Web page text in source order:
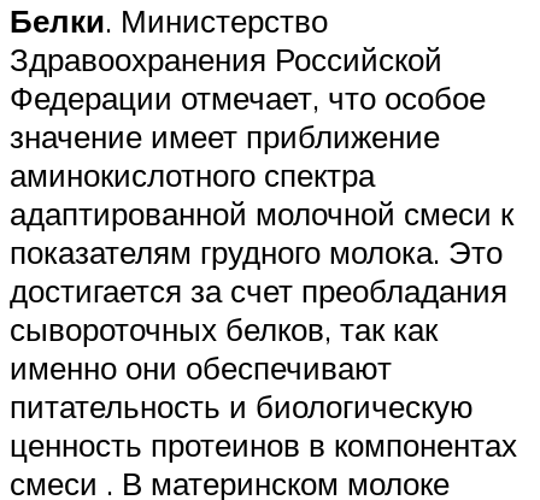
Белки. Министерство
Здравоохранения Российской
Федерации отмечает, что особое
значение имеет приближение
аминокислотного спектра
адаптированной молочной смеси к
показателям грудного молока. Это
достигается за счет преобладания
сывороточных белков, так как
именно они обеспечивают
питательность и биологическую
ценность протеинов в компонентах
смеси . В материнском молоке